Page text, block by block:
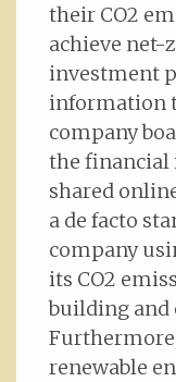
their CO2
achieve net-
investment
information
company
the financial
shared
a de facto
company
its CO2
building and
renewable